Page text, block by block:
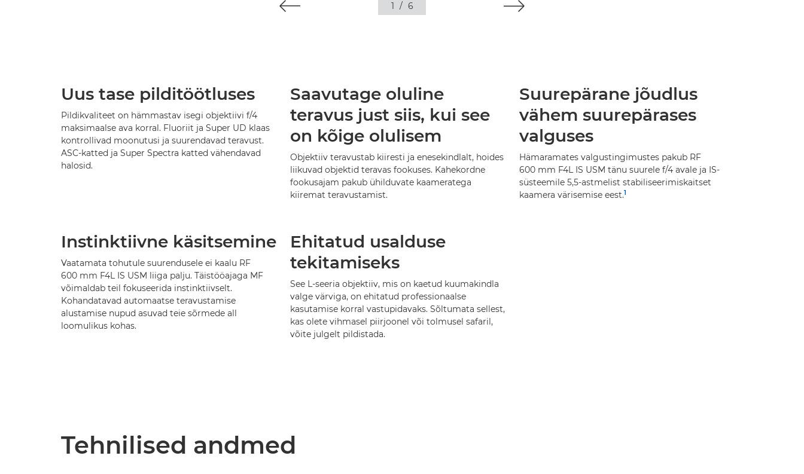
1 / 6
Uus tase pilditöötluses
Pildikvaliteet on hämmastav isegi objektiivi f/4
maksimaalse ava korral. Fluoriit ja Super UD klaas
kontrollivad moonutusi ja suurendavad teravust.
ASC-katted ja Super Spectra katted vähendavad
halosid.
Saavutage oluline
teravus just siis, kui see
on kõige olulisem
Objektiiv teravustab kiiresti ja enesekindlalt, hoides
liikuvad objektid teravas fookuses. Kahekordne
fookusajam pakub ühilduvate kaameratega
kiiremat teravustamist.
Suurepärane jõudlus
vähem suurepärases
valguses
Hämaramates valgustingimustes pakub RF
600 mm F4L IS USM tänu suurele f/4 avale ja IS-
süsteemile 5,5-astmelist stabiliseerimiskaitset
kaamera värisemise eest.1
Instinktiivne käsitsemine
Vaatamata tohutule suurendusele ei kaalu RF
600 mm F4L IS USM liiga palju. Täistööajaga MF
võimaldab teil fokuseerida instinktiivselt.
Kohandatavad automaatse teravustamise
alustamise nupud asuvad teie sõrmede all
loomulikus kohas.
Ehitatud usalduse
tekitamiseks
See L-seeria objektiiv, mis on kaetud kuumakindla
valge värviga, on ehitatud professionaalse
kasutamise korral vastupidavaks. Sõltumata sellest,
kas olete vihmasel piirjoonel või tolmusel safaril,
võite julgelt pildistada.
Tehnilised andmed